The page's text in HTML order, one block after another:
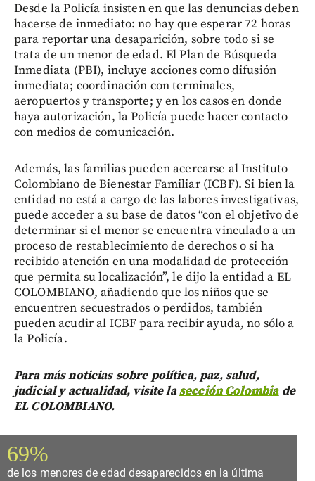
Desde la Policía insisten en que las denuncias deben
hacerse de inmediato: no hay que esperar 72 horas
para reportar una desaparición, sobre todo si se
trata de un menor de edad. El Plan de Búsqueda
Inmediata (PBI), incluye acciones como difusión
inmediata; coordinación con terminales,
aeropuertos y transporte; y en los casos en donde
haya autorización, la Policía puede hacer contacto
con medios de comunicación.
Además, las familias pueden acercarse al Instituto
Colombiano de Bienestar Familiar (ICBF). Si bien la
entidad no está a cargo de las labores investigativas,
puede acceder a su base de datos “con el objetivo de
determinar si el menor se encuentra vinculado a un
proceso de restablecimiento de derechos o si ha
recibido atención en una modalidad de protección
que permita su localización”, le dijo la entidad a EL
COLOMBIANO, añadiendo que los niños que se
encuentren secuestrados o perdidos, también
pueden acudir al ICBF para recibir ayuda, no sólo a
la Policía.
Para más noticias sobre política, paz, salud,
judicial y actualidad, visite lasección Colombiade
EL COLOMBIANO.
69%
de los menores de edad desaparecidos en la última